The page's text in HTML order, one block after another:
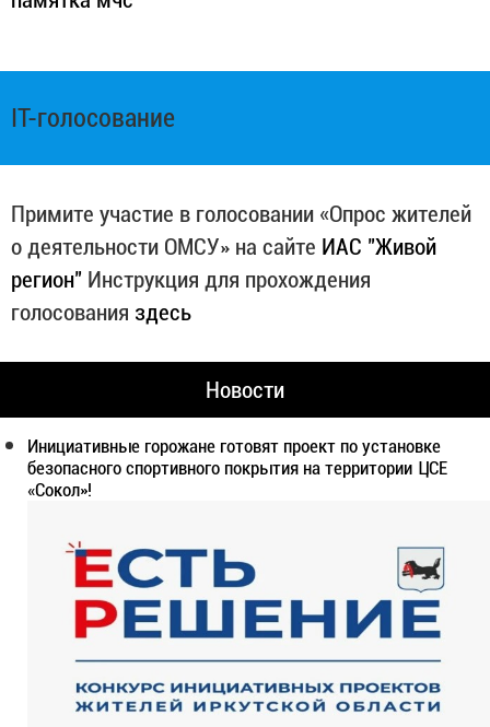
IT-голосование
Примите участие в голосовании «Опрос жителей
о деятельности ОМСУ» на сайте ИАС "Живой
регион" Инструкция для прохождения
голосования здесь
Новости
Инициативные горожане готовят проект по установке
безопасного спортивного покрытия на территории ЦСЕ
«Сокол»!